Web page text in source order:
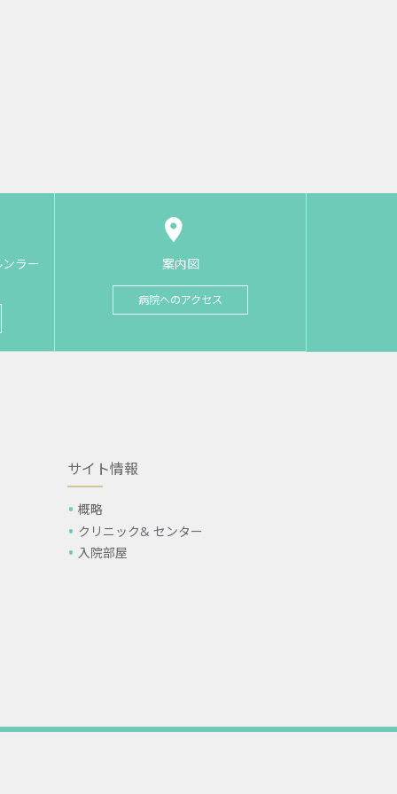
ラー
案内図
病院へのアクセス
サイト情報
概略
クリニック& センター
入院部屋